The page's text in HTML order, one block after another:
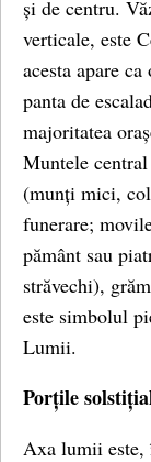
și de centru.
verticale, este
acesta apare
panta de
majoritatea
Muntele
(munți mici,
funerare;
pământ sau
străvechi),
este simbolul
Lumii.
Porțile
Axa lumii este,